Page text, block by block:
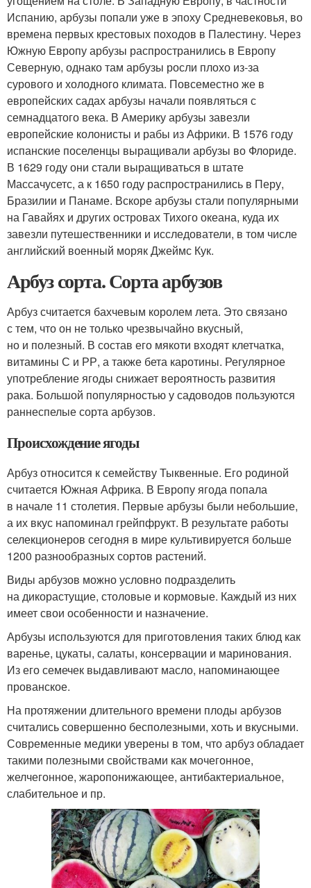
Испанию, арбузы попали уже в эпоху Средневековья, во
времена первых крестовых походов в Палестину. Через
Южную Европу арбузы распространились в Европу
Северную, однако там арбузы росли плохо из-за
сурового и холодного климата. Повсеместно же в
европейских садах арбузы начали появляться с
семнадцатого века. В Америку арбузы завезли
европейские колонисты и рабы из Африки. В 1576 году
испанские поселенцы выращивали арбузы во Флориде.
В 1629 году они стали выращиваться в штате
Массачусетс, а к 1650 году распространились в Перу,
Бразилии и Панаме. Вскоре арбузы стали популярными
на Гавайях и других островах Тихого океана, куда их
завезли путешественники и исследователи, в том числе
английский военный моряк Джеймс Кук.
Арбуз сорта. Сорта арбузов
Арбуз считается бахчевым королем лета. Это связано
с тем, что он не только чрезвычайно вкусный,
но и полезный. В состав его мякоти входят клетчатка,
витамины С и РР, а также бета каротины. Регулярное
употребление ягоды снижает вероятность развития
рака. Большой популярностью у садоводов пользуются
раннеспелые сорта арбузов.
Происхождение ягоды
Арбуз относится к семейству Тыквенные. Его родиной
считается Южная Африка. В Европу ягода попала
в начале 11 столетия. Первые арбузы были небольшие,
а их вкус напоминал грейпфрукт. В результате работы
селекционеров сегодня в мире культивируется больше
1200 разнообразных сортов растений.
Виды арбузов можно условно подразделить
на дикорастущие, столовые и кормовые. Каждый из них
имеет свои особенности и назначение.
Арбузы используются для приготовления таких блюд как
варенье, цукаты, салаты, консервации и маринования.
Из его семечек выдавливают масло, напоминающее
прованское.
На протяжении длительного времени плоды арбузов
считались совершенно бесполезными, хоть и вкусными.
Современные медики уверены в том, что арбуз обладает
такими полезными свойствами как мочегонное,
желчегонное, жаропонижающее, антибактериальное,
слабительное и пр.